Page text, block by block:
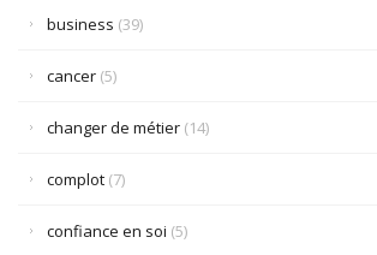
business (39)
cancer (5)
changer de métier (14)
complot (7)
confiance en soi (5)